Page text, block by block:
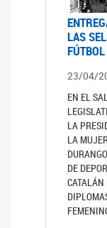
LAS
23/04/
EN EL
LA
LA
DE